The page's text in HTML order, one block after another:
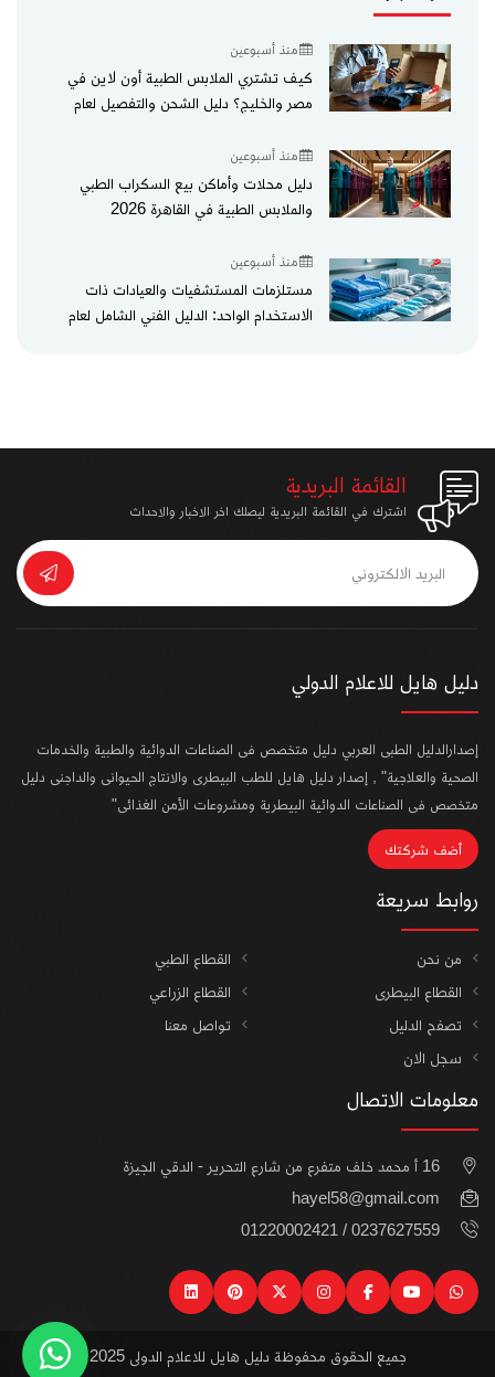
منذ أسبوعين
كيف تشتري الملابس الطبية أون لاين في
مصر والخليج؟ دليل الشحن والتفصيل لعام
منذ أسبوعين
دليل محلات وأماكن بيع السكراب الطبي
والملابس الطبية في القاهرة 2026
منذ أسبوعين
مستلزمات المستشفيات والعيادات ذات
الاستخدام الواحد: الدليل الفني الشامل لعام
القائمة البريدية
اشترك في القائمة البريدية ليصلك اخر الاخبار والاحداث
دليل هايل للاعلام الدولي
إصدارالدليل الطبى العربي دليل متخصص فى الصناعات الدوائية والطبية والخدمات
الصحية والعلاجية" , إصدار دليل هايل للطب البيطرى والانتاج الحيوانى والداجنى دليل
متخصص فى الصناعات الدوائية البيطرية ومشروعات الأمن الغذائى"
أضف شركتك
روابط سريعة
من نحن
القطاع الطبي
القطاع البيطرى
القطاع الزراعي
تصفح الدليل
تواصل معنا
سجل الان
معلومات الاتصال
16 أ محمد خلف متفرع من شارع التحرير - الدقي الجيزة
hayel58@gmail.com
0237627559 / 01220002421
watsapp
youtube
facebook
instagram
x
pinterest
linkedin
جميع الحقوق محفوظة دليل هايل للاعلام الدولى 2025